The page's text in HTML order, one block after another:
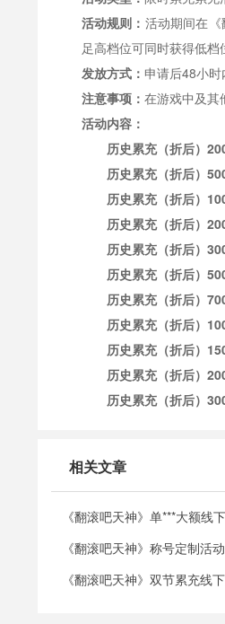
活动规则： 活动期间在《
足高档位可同时获得低档
发放方式： 申请后48小
注意事项： 在游戏中及其
活动内容：
历史累充（折后）
历史累充（折后）
历史累充（折后）
历史累充（折后）
历史累充（折后）
历史累充（折后）
历史累充（折后）
历史累充（折后）
历史累充（折后）
历史累充（折后）
历史累充（折后）
相关文章
《翻滚吧天神》单***大额线
《翻滚吧天神》称号定制活动
《翻滚吧天神》双节累充线